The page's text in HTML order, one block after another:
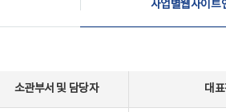
사업별웹사이트
소관부서 및 담당자 대